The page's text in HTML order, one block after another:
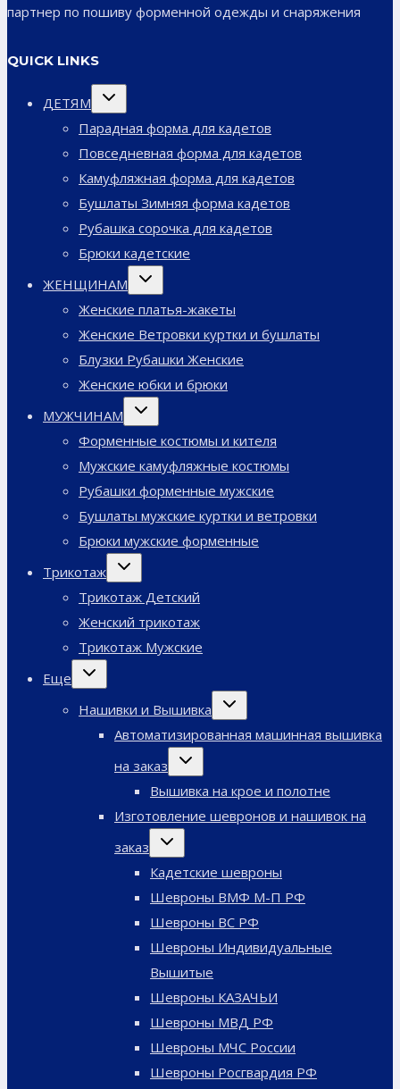
партнер по пошиву форменной одежды и снаряжения
QUICK LINKS
ДЕТЯМ
Переключить
дочернее
Парадная форма для кадетов
Повседневная форма для кадетов
Камуфляжная форма для кадетов
Бушлаты Зимняя форма кадетов
Рубашка сорочка для кадетов
Брюки кадетские
ЖЕНЩИНАМ
Переключить
дочернее
Женские платья-жакеты
Женские Ветровки куртки и бушлаты
Блузки Рубашки Женские
Женские юбки и брюки
МУЖЧИНАМ
Переключить
дочернее
Форменные костюмы и кителя
Мужские камуфляжные костюмы
Рубашки форменные мужские
Бушлаты мужские куртки и ветровки
Брюки мужские форменные
Трикотаж
Переключить
дочернее
Трикотаж Детский
Женский трикотаж
Трикотаж Мужские
Еще
Переключить
дочернее
Нашивки и Вышивка
Переключить
дочернее
Автоматизированная машинная вышивка
на заказ
Переключить
дочернее
Вышивка на крое и полотне
Изготовление шевронов и нашивок на
заказ
Переключить
дочернее
Кадетские шевроны
Шевроны ВМФ М-П РФ
Шевроны ВС РФ
Шевроны Индивидуальные
Вышитые
Шевроны КАЗАЧЬИ
Шевроны МВД РФ
Шевроны МЧС России
Шевроны Росгвардия РФ